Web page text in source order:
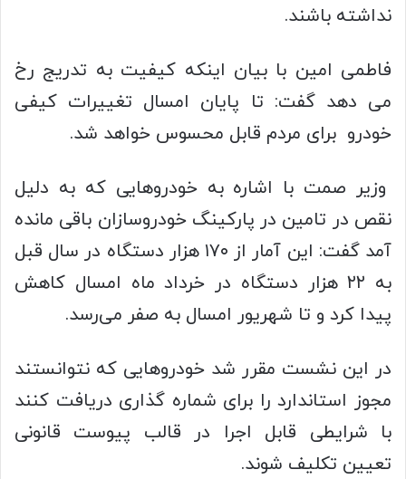
نداشته باشند.
فاطمی امین با بیان اینکه کیفیت به تدریج رخ
می دهد گفت: تا پایان امسال تغییرات کیفی
خودرو برای مردم قابل محسوس خواهد شد.
وزیر صمت با اشاره به خودروهایی که به دلیل
نقص در تامین در پارکینگ‌ خودروسازان باقی مانده
آمد گفت: این آمار از ۱۷۰ هزار دستگاه در سال قبل
به ۲۲ هزار دستگاه در خرداد ماه امسال کاهش
پیدا کرد و تا شهریور امسال به صفر می‌رسد.
در این نشست مقرر شد خودروهایی که نتوانستند
مجوز استاندارد را برای شماره گذاری دریافت کنند
با شرایطی قابل اجرا در قالب پیوست قانونی
تعیین تکلیف شوند.